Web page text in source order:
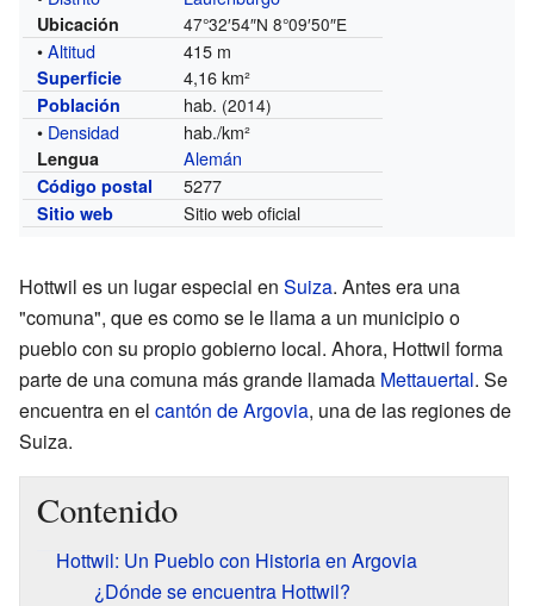
Ubicación 47°32′54″N 8°09′50″E
•Altitud 415 m
Superficie 4,16 km²
Población hab. (2014)
• Densidad hab./km²
Lengua Alemán
Código postal 5277
Sitio web Sitio web oficial
Hottwil es un lugar especial en Suiza. Antes era una
"comuna", que es como se le llama a un municipio o
pueblo con su propio gobierno local. Ahora, Hottwil forma
parte de una comuna más grande llamada Mettauertal. Se
encuentra en el cantón de Argovia, una de las regiones de
Suiza.
Contenido
Hottwil: Un Pueblo con Historia en Argovia
¿Dónde se encuentra Hottwil?